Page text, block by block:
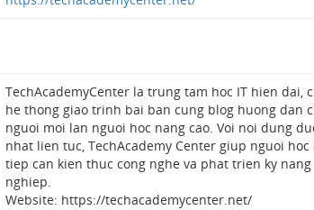
TechAcademyCenter la trung tam hoc IT hien dai,
he thong giao trinh bai ban cung blog huong dan
nguoi moi lan nguoi hoc nang cao. Voi noi dung
nhat lien tuc, TechAcademy Center giup nguoi hoc
tiep can kien thuc cong nghe va phat trien ky
nghiep.
Website: https://techacademycenter.net/